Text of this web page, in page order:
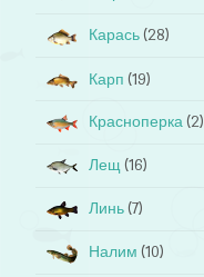
Карась (28)
Карп (19)
Красноперка (2)
Лещ (16)
Линь (7)
Налим (10)